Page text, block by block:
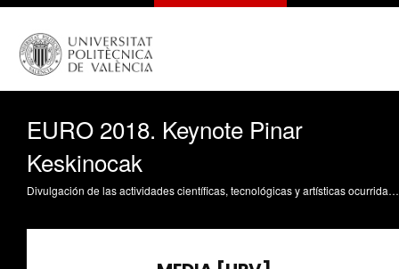
EURO 2018. Keynote Pinar
Keskinocak
Divulgación de las actividades científicas, tecnológicas y artísticas ocurridas en los tres campus de la UPV